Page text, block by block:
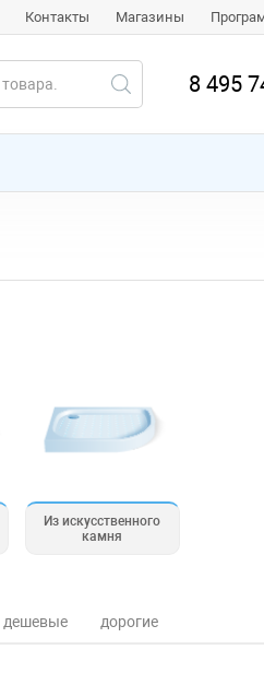
Контакты Магазины
8 495
Из искусственного
камня
дешевые дорогие